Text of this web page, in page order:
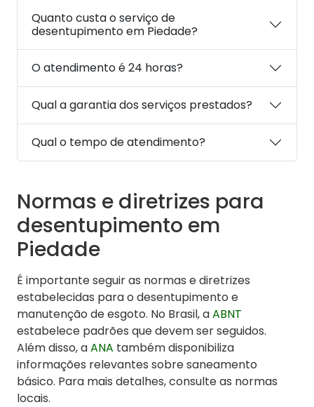
Quanto custa o serviço de
desentupimento em Piedade?
O atendimento é 24 horas?
Qual a garantia dos serviços prestados?
Qual o tempo de atendimento?
Normas e diretrizes para
desentupimento em
Piedade
É importante seguir as normas e diretrizes
estabelecidas para o desentupimento e
manutenção de esgoto. No Brasil, aABNT
estabelece padrões que devem ser seguidos.
Além disso, aANA também disponibiliza
informações relevantes sobre saneamento
básico. Para mais detalhes, consulte as normas
locais.